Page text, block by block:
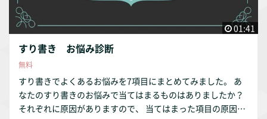
01:41
すり書き お悩み診断
無料
すり書きでよくあるお悩みを7項目にまとめてみました。 あ
なたのすり書きのお悩みで当てはまるものはありましたか？
それぞれに原因がありますので、 当てはまった項目の原因と